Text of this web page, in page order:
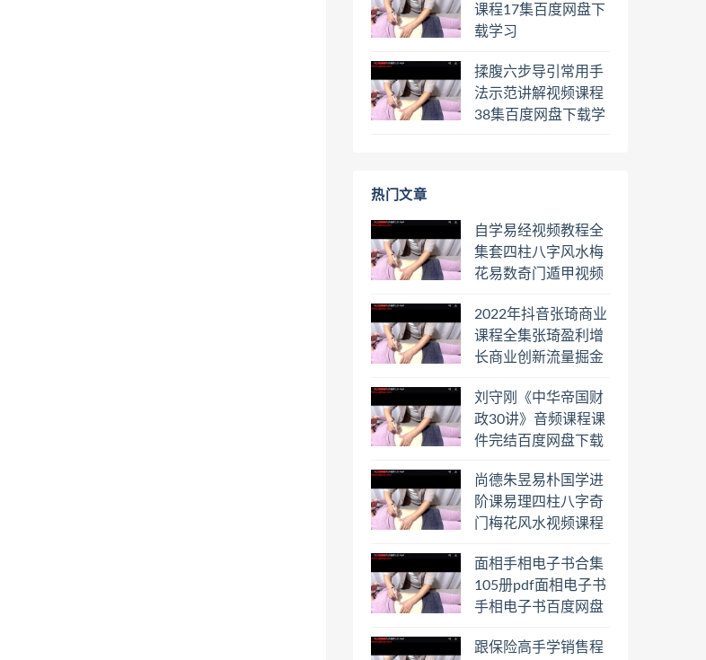
课程17集百度网盘下
载学习
揉腹六步导引常用手
法示范讲解视频课程
38集百度网盘下载学
热门文章
自学易经视频教程全
集套四柱八字风水梅
花易数奇门遁甲视频
日罗盘教程百度云网
盘会员
2022年抖音张琦商业
课程全集张琦盈利增
长商业创新流量掘金
盘下载学习
刘守刚《中华帝国财
政30讲》音频课程课
件完结百度网盘下载
尚德朱昱易朴国学进
阶课易理四柱八字奇
门梅花风水视频课程
学习
面相手相电子书合集
105册pdf面相电子书
手相电子书百度网盘
跟保险高手学销售程